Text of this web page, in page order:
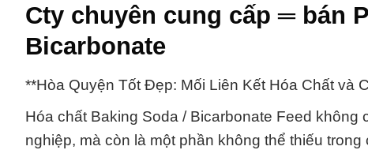
Cty chuyên cung cấp ═ bán
Bicarbonate
**Hòa Quyện Tốt Đẹp: Mối Liên Kết Hóa Chất và
Hóa chất Baking Soda / Bicarbonate Feed
nghiệp, mà còn là một phần không thể thiếu